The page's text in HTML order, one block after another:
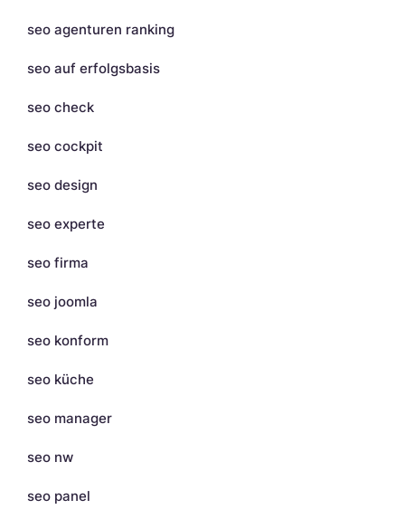
seo agenturen ranking
seo auf erfolgsbasis
seo check
seo cockpit
seo design
seo experte
seo firma
seo joomla
seo konform
seo küche
seo manager
seo nw
seo panel